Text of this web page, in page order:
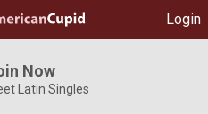
Login
Now
Latin Singles